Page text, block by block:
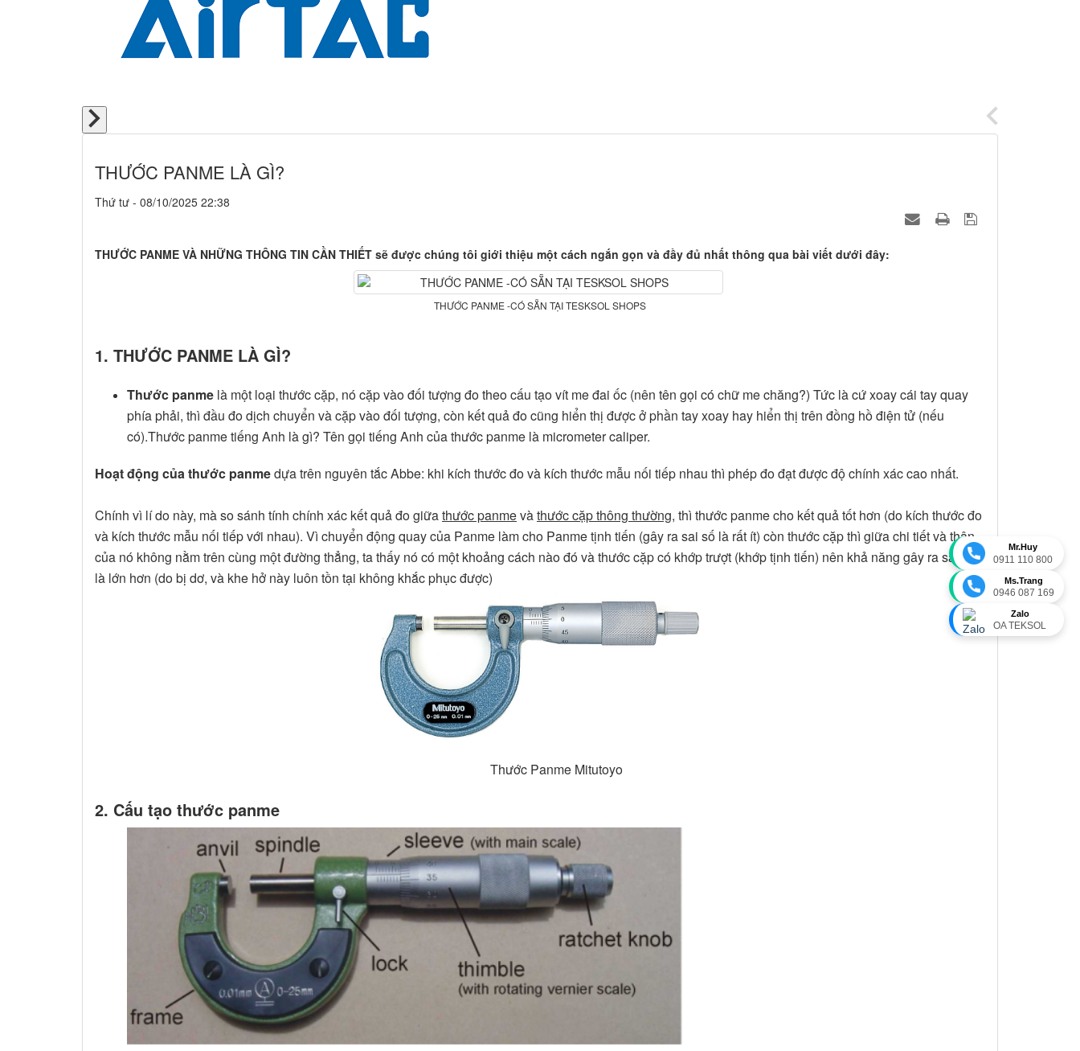
Mr.Huy
0911 110 800
Ms.Trang
0946 087 169
Zalo
OA TEKSOL
THƯỚC PANME LÀ GÌ?
Thứ tư - 08/10/2025 22:38
THƯỚC PANME VÀ NHỮNG THÔNG TIN CẦN THIẾT sẽ được chúng tôi giới thiệu một cách ngắn gọn và đầy đủ nhất thông qua bài viết dưới đây:
THƯỚC PANME -CÓ SẴN TẠI TESKSOL SHOPS
1. THƯỚC PANME LÀ GÌ?
Thước panme là một loại thước cặp, nó cặp vào đối tượng đo theo cấu tạo vít me đai ốc (nên tên gọi có chữ me chăng?) Tức là cứ xoay cái tay quay
phía phải, thì đầu đo dịch chuyển và cặp vào đối tượng, còn kết quả đo cũng hiển thị được ở phần tay xoay hay hiển thị trên đồng hồ điện tử (nếu
có).Thước panme tiếng Anh là gì? Tên gọi tiếng Anh của thước panme là micrometer caliper.
Hoạt động của thước panmedựa trên nguyên tắc Abbe: khi kích thước đo và kích thước mẫu nối tiếp nhau thì phép đo đạt được độ chính xác cao nhất.
Chính vì lí do này, mà so sánh tính chính xác kết quả đo giữathước panmevàthước cặp thông thường, thì thước panme cho kết quả tốt hơn (do kích thước đo
và kích thước mẫu nối tiếp với nhau). Vì chuyển động quay của Panme làm cho Panme tịnh tiến (gây ra sai số là rất ít) còn thước cặp thì giữa chi tiết và thân
của nó không nằm trên cùng một đường thẳng, ta thấy nó có một khoảng cách nào đó và thước cặp có khớp trượt (khớp tịnh tiến) nên khả năng gây ra sai số
là lớn hơn (do bị dơ, và khe hở này luôn tồn tại không khắc phục được)
Thước Panme Mitutoyo
2. Cấu tạo thước panme